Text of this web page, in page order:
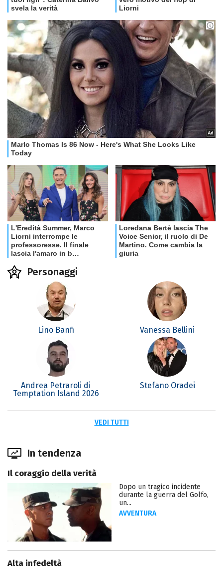
Personaggi
Lino Banfi Vanessa Bellini
Andrea Petraroli di
Temptation Island 2026
Stefano Oradei
VEDI TUTTI
In tendenza
Il coraggio della verità
Dopo un tragico incidente
durante la guerra del Golfo,
un...
AVVENTURA
Alta infedeltà